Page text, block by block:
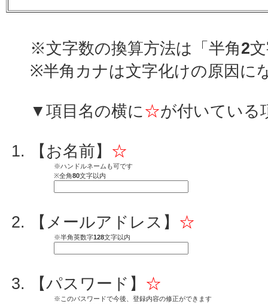
※文字数の換算方法は「半角2
※半角カナは文字化けの原因に
▼項目名の横に☆が付いている
【お名前】 ☆
※ハンドルネームも可です
※全角80文字以内
【メールアドレス】 ☆
※半角英数字128文字以内
【パスワード】 ☆
※このパスワードで今後、登録内容の修正ができます